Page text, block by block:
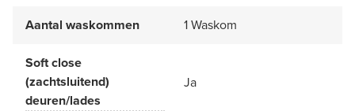
Aantal waskommen 1 Waskom
Soft close
(zachtsluitend)
deuren/lades
Ja